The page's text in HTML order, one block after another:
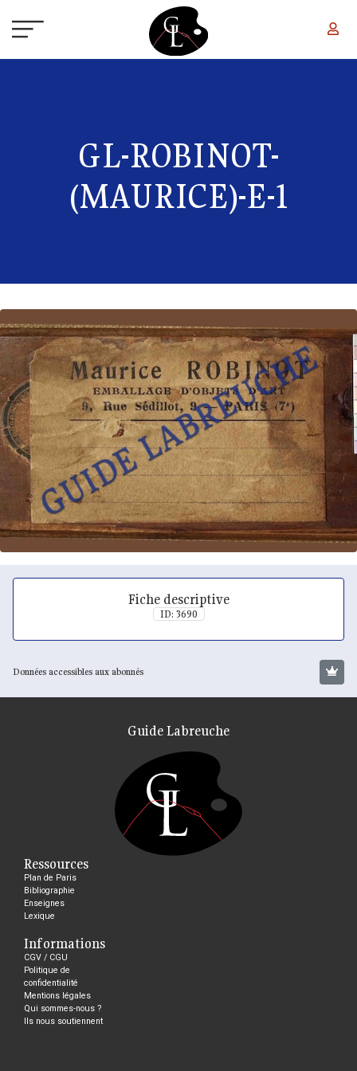
GL-ROBINOT-
(MAURICE)-E-1
Fiche descriptive
ID: 3690
Données accessibles aux abonnés
Guide Labreuche
Ressources
Plan de Paris
Bibliographie
Enseignes
Lexique
Informations
CGV / CGU
Politique de
confidentialité
Mentions légales
Qui sommes-nous ?
Ils nous soutiennent